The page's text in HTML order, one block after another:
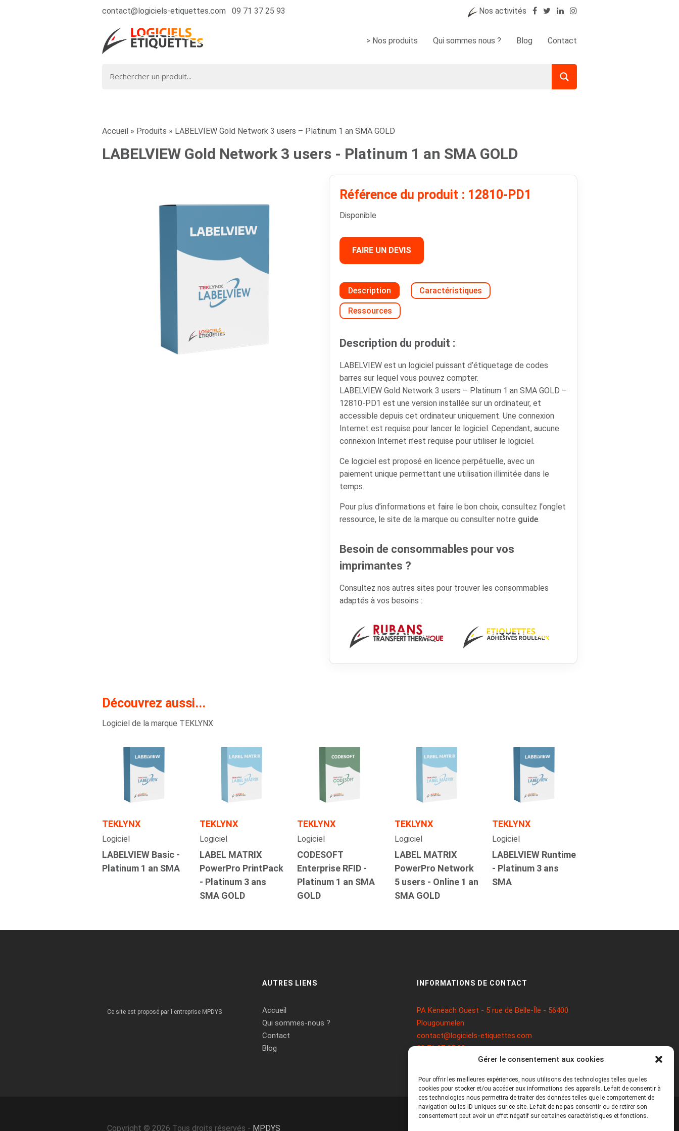
Gérer le consentement aux cookies
Pour offrir les meilleures expériences, nous utilisons des technologies telles que les
cookies pour stocker et/ou accéder aux informations des appareils. Le fait de consentir à
ces technologies nous permettra de traiter des données telles que le comportement de
navigation ou les ID uniques sur ce site. Le fait de ne pas consentir ou de retirer son
consentement peut avoir un effet négatif sur certaines caractéristiques et fonctions.
contact@logiciels-etiquettes.com 09 71 37 25 93 Nos activités
> Nos produits Qui sommes nous ? Blog Contact
Accueil » Produits » LABELVIEW Gold Network 3 users – Platinum 1 an SMA GOLD
LABELVIEW Gold Network 3 users - Platinum 1 an SMA GOLD
Référence du produit : 12810-PD1
Disponible
FAIRE UN DEVIS
Description Caractéristiques
Ressources
Description du produit :
LABELVIEW est un logiciel puissant d’étiquetage de codes
barres sur lequel vous pouvez compter.
LABELVIEW Gold Network 3 users – Platinum 1 an SMA GOLD –
12810-PD1 est une version installée sur un ordinateur, et
accessible depuis cet ordinateur uniquement. Une connexion
Internet est requise pour lancer le logiciel. Cependant, aucune
connexion Internet n’est requise pour utiliser le logiciel.
Ce logiciel est proposé en licence perpétuelle, avec un
paiement unique permettant une utilisation illimitée dans le
temps.
Pour plus d’informations et faire le bon choix, consultez l'onglet
ressource, le site de la marque ou consulter notre guide.
Besoin de consommables pour vos
imprimantes ?
Consultez nos autres sites pour trouver les consommables
adaptés à vos besoins :
Découvrez aussi...
Logiciel de la marque TEKLYNX
TEKLYNX
Logiciel
LABELVIEW Basic -
Platinum 1 an SMA
TEKLYNX
Logiciel
LABEL MATRIX
PowerPro PrintPack
- Platinum 3 ans
SMA GOLD
TEKLYNX
Logiciel
CODESOFT
Enterprise RFID -
Platinum 1 an SMA
GOLD
TEKLYNX
Logiciel
LABEL MATRIX
PowerPro Network
5 users - Online 1 an
SMA GOLD
TEKLYNX
Logiciel
LABELVIEW Runtime
- Platinum 3 ans
SMA
Ce site est proposé par l'entreprise MPDYS
AUTRES LIENS
Accueil
Qui sommes-nous ?
Contact
Blog
INFORMATIONS DE CONTACT
PA Keneach Ouest - 5 rue de Belle-Île - 56400
Plougoumelen
contact@logiciels-etiquettes.com
09 71 37 25 93
Copyright © 2026 Tous droits réservés - MPDYS